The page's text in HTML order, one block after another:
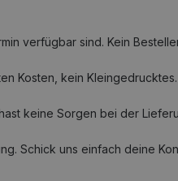
verfügbar sind. Kein
Kosten, kein Kleingedrucktes.
keine Sorgen bei der
Schick uns einfach deine